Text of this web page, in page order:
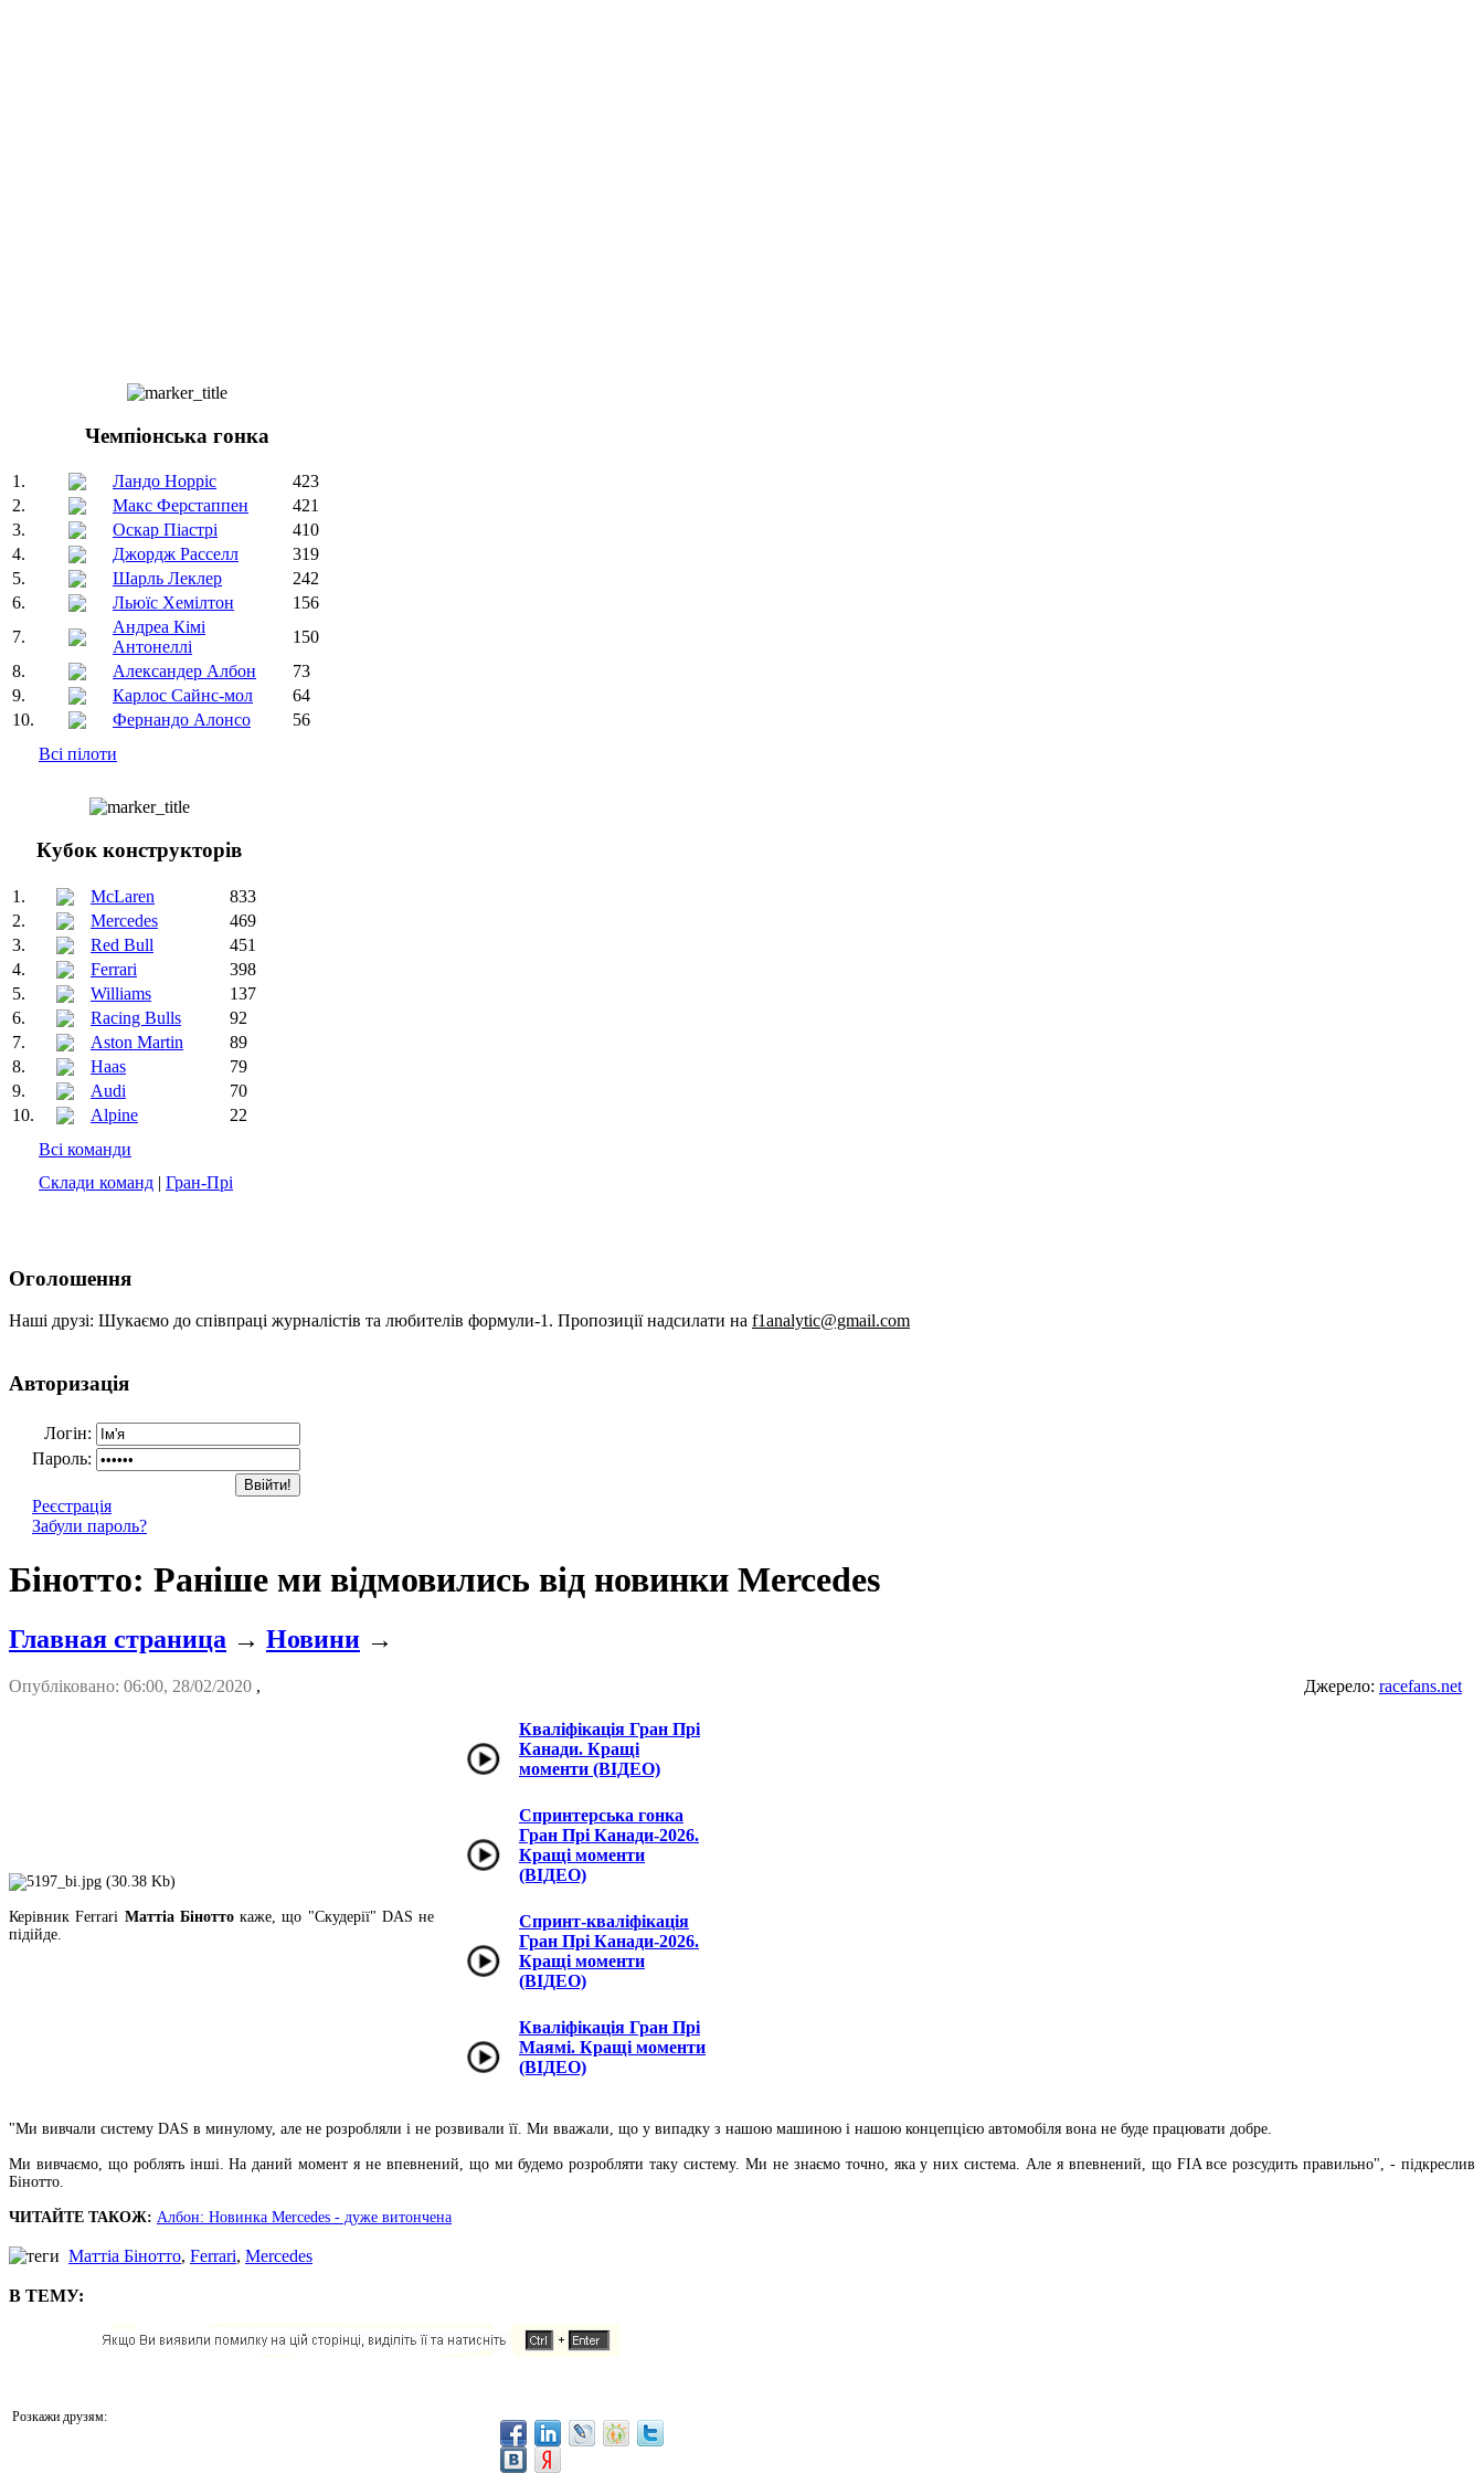
Чемпіонська гонка
1. Ландо Норріс
423
2.
Макс Ферстаппен
421
3.
Оскар Піастрі
410
4.
Джордж Расселл
319
5.
Шарль Леклер
242
6.
Льюїс Хемілтон
156
7.
Андреа Кімі
Антонеллі
150
8.
Александер Албон
73
9.
Карлос Сайнс-мол
64
10.
Фернандо Алонсо
56
Всі пілоти
Кубок конструкторів
1. McLaren
833
2.
Mercedes
469
3.
Red Bull
451
4.
Ferrari
398
5.
Williams
137
6.
Racing Bulls
92
7.
Aston Martin
89
8.
Haas
79
9.
Audi
70
10.
Alpine
22
Всі команди
Склади команд | Гран-Прі
Оголошення
Наші друзі: Шукаємо до співпраці журналістів та любителів формули-1. Пропозиції надсилати на f1analytic@gmail.com
Авторизація
Логін:
Пароль:
Реєстрація
Забули пароль?
Бінотто: Раніше ми відмовились від новинки Mercedes
Главная страница → Новини →
Опубліковано: 06:00, 28/02/2020 , Джерело: racefans.net
Керівник Ferrari Маттіа Біноттокаже, що "Скудерії" DAS не
підійде.
Кваліфікація Гран Прі
Канади. Кращі
моменти (ВІДЕО)
Спринтерська гонка
Гран Прі Канади-2026.
Кращі моменти
(ВІДЕО)
Спринт-кваліфікація
Гран Прі Канади-2026.
Кращі моменти
(ВІДЕО)
Кваліфікація Гран Прі
Маямі. Кращі моменти
(ВІДЕО)
"Ми вивчали систему DAS в минулому, але не розробляли і не розвивали її. Ми вважали, що у випадку з нашою машиною і нашою концепцією автомобіля вона не буде працювати добре.
Ми вивчаємо, що роблять інші. На даний момент я не впевнений, що ми будемо розробляти таку систему. Ми не знаємо точно, яка у них система. Але я впевнений, що FIA все розсудить правильно", - підкреслив
Бінотто.
ЧИТАЙТЕ ТАКОЖ: Албон: Новинка Mercedes - дуже витончена
Маттіа Бінотто, Ferrari, Mercedes
В ТЕМУ:
Розкажи друзям: